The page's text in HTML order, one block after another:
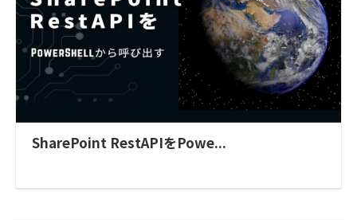
SharePoint RestAPIをPowe...